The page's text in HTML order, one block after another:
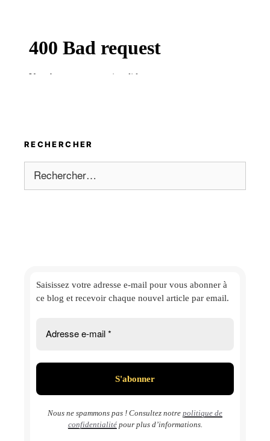
RECHERCHER
Rechercher :
Saisissez votre adresse e-mail pour vous abonner à
ce blog et recevoir chaque nouvel article par email.
Nous ne spammons pas ! Consultez notre politique de
confidentialitépour plus d’informations.